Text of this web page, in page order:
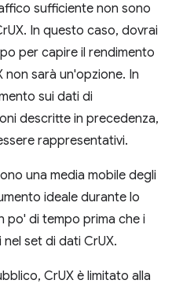
sufficiente non sono
In questo caso, dovrai
per capire il rendimento
sarà un'opzione. In
sui dati di
descritte in precedenza,
rappresentativi.
una media mobile degli
ideale durante lo
po' di tempo prima che i
set di dati CrUX.
CrUX è limitato alla